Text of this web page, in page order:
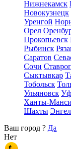
Нижнекамск
Новокузнецк
Уренгой
Орел
Прокопьевск
Рыбинск
Саратов
Сочи
Сыктывкар
Тобольск
Ульяновск
Ханты-
Шахты
Ваш город ? Да
Нет